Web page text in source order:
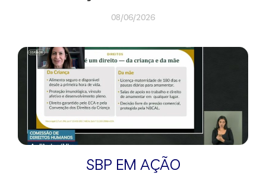
08/06/2026
SBP EM AÇÃO